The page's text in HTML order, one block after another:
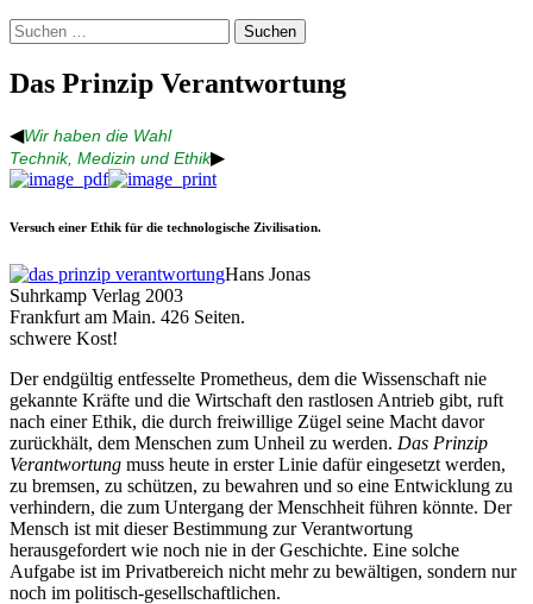
Suchen
nach:
Das Prinzip Verantwortung
◀Wir haben die Wahl
Technik, Medizin und Ethik▶
Versuch einer Ethik für die technologische Zivilisation.
Hans Jonas
Suhrkamp Verlag 2003
Frankfurt am Main. 426 Seiten.
schwere Kost!
Der endgültig entfesselte Prometheus, dem die Wissenschaft nie
gekannte Kräfte und die Wirtschaft den rastlosen Antrieb gibt, ruft
nach einer Ethik, die durch freiwillige Zügel seine Macht davor
zurückhält, dem Menschen zum Unheil zu werden. Das Prinzip
Verantwortung muss heute in erster Linie dafür eingesetzt werden,
zu bremsen, zu schützen, zu bewahren und so eine Entwicklung zu
verhindern, die zum Untergang der Menschheit führen könnte. Der
Mensch ist mit dieser Bestimmung zur Verantwortung
herausgefordert wie noch nie in der Geschichte. Eine solche
Aufgabe ist im Privatbereich nicht mehr zu bewältigen, sondern nur
noch im politisch-gesellschaftlichen.